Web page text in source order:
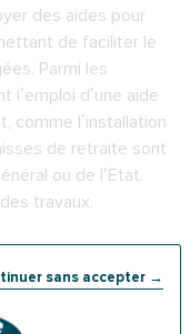
sans accepter →
des aides pour
de faciliter le
Parmi les
l’emploi d’une aide
comme l’installation
de retraite sont
ou de l’Etat.
travaux.